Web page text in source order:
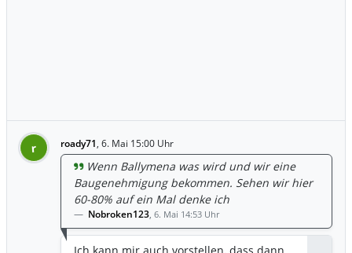
r roady71, 6. Mai 15:00 Uhr
Wenn Ballymena was wird und wir eine
Baugenehmigung bekommen. Sehen wir hier
60-80% auf ein Mal denke ich
Nobroken123, 6. Mai 14:53 Uhr